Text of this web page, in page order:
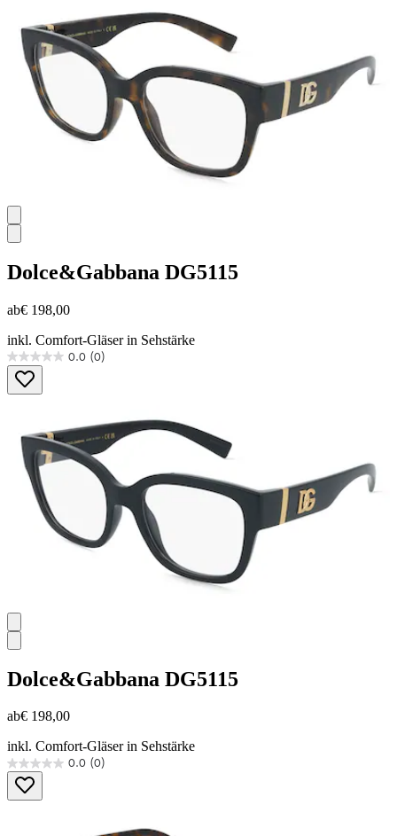
Dolce&Gabbana DG5115
ab€ 198,00
inkl. Comfort-Gläser in Sehstärke
0.0 (0)
0.0
von
5
Dolce&Gabbana DG5115
ab€ 198,00
inkl. Comfort-Gläser in Sehstärke
0.0 (0)
0.0
von
5